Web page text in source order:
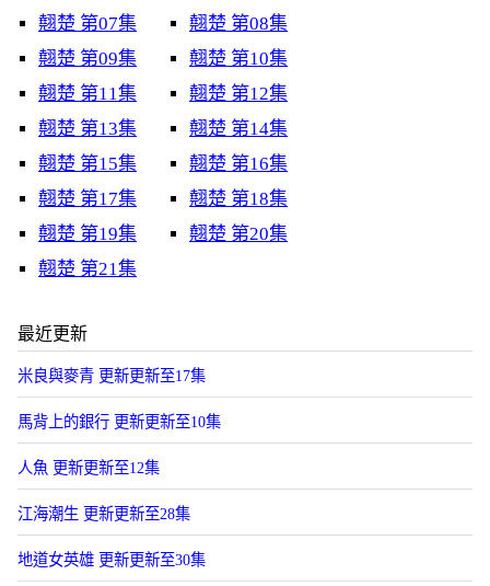
翹楚 第07集
翹楚 第08集
翹楚 第09集
翹楚 第10集
翹楚 第11集
翹楚 第12集
翹楚 第13集
翹楚 第14集
翹楚 第15集
翹楚 第16集
翹楚 第17集
翹楚 第18集
翹楚 第19集
翹楚 第20集
翹楚 第21集
最近更新
米良與麥青 更新更新至17集
馬背上的銀行 更新更新至10集
人魚 更新更新至12集
江海潮生 更新更新至28集
地道女英雄 更新更新至30集